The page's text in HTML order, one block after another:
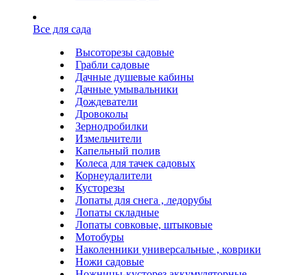
Все для сада
Высоторезы садовые
Грабли садовые
Дачные душевые кабины
Дачные умывальники
Дождеватели
Дровоколы
Зернодробилки
Измельчители
Капельный полив
Колеса для тачек садовых
Корнеудалители
Кусторезы
Лопаты для снега , ледорубы
Лопаты складные
Лопаты совковые, штыковые
Мотобуры
Наколенники универсальные , коврики
Ножи садовые